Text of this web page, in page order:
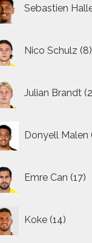
Sebastien
Nico Schulz 8
Julian Brandt
Donyell Malen
Emre Can 17
Koke 14